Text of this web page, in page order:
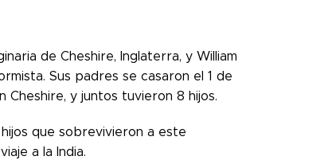
de Cheshire, Inglaterra, y William
Sus padres se casaron el 1 de
Cheshire, y juntos tuvieron 8 hijos.
que sobrevivieron a este
a la India.